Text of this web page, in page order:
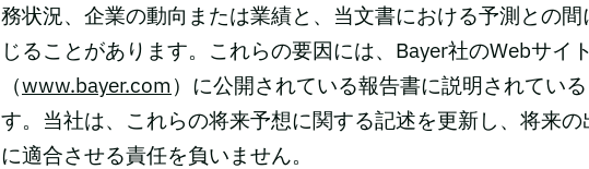
務状況、企業の動向または業績と、当文書における予測との
じることがあります。これらの要因には、Bayer社のWebサイ
（www.bayer.com ）に公開されている報告書に説明されてい
す。当社は、これらの将来予想に関する記述を更新し、将来
に適合させる責任を負いません。